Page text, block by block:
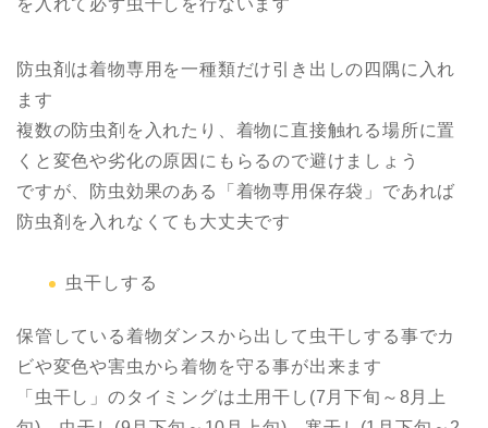
を入れて必ず虫干しを行ないます
防虫剤は着物専用を一種類だけ引き出しの四隅に入れ
ます
複数の防虫剤を入れたり、着物に直接触れる場所に置
くと変色や劣化の原因にもらるので避けましょう
ですが、防虫効果のある「着物専用保存袋」であれば
防虫剤を入れなくても大丈夫です
虫干しする
保管している着物ダンスから出して虫干しする事でカ
ビや変色や害虫から着物を守る事が出来ます
「虫干し」のタイミングは土用干し(7月下旬～8月上